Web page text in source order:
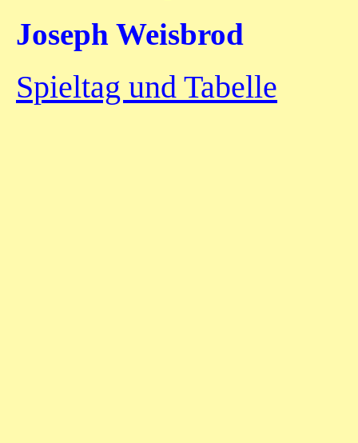
Joseph Weisbrod
Spieltag und Tabelle